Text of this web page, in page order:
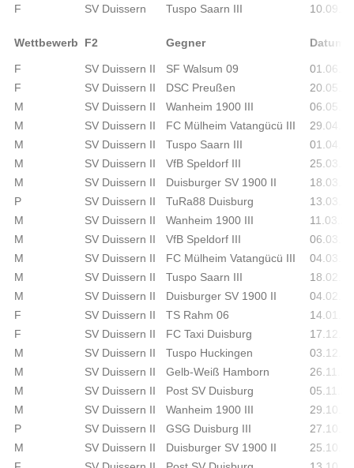
F
SV Duissern Tuspo Saarn III
Wettbewerb F2 Gegner Datum
F SV Duissern II SF Walsum 09
F
SV Duissern II DSC Preußen
M
SV Duissern II Wanheim 1900 III
M
SV Duissern II FC Mülheim Vatangücü III
M
SV Duissern II Tuspo Saarn III
M
SV Duissern II VfB Speldorf III
M
SV Duissern II Duisburger SV 1900 II
P
SV Duissern II TuRa88 Duisburg
M
SV Duissern II Wanheim 1900 III
M
SV Duissern II VfB Speldorf III
M
SV Duissern II FC Mülheim Vatangücü III
M
SV Duissern II Tuspo Saarn III
M
SV Duissern II Duisburger SV 1900 II
F
SV Duissern II TS Rahm 06
F
SV Duissern II FC Taxi Duisburg
M
SV Duissern II Tuspo Huckingen
M
SV Duissern II Gelb-Weiß Hamborn
M
SV Duissern II Post SV Duisburg
M
SV Duissern II Wanheim 1900 III
P
SV Duissern II GSG Duisburg III
M
SV Duissern II Duisburger SV 1900 II